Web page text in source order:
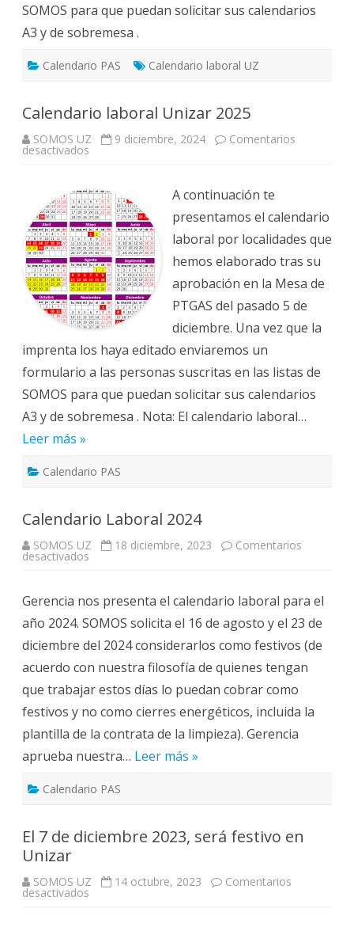
SOMOS para que puedan solicitar sus calendarios
A3 y de sobremesa .
Calendario PAS Calendario laboral UZ
Calendario laboral Unizar 2025
SOMOS UZ 9 diciembre, 2024 Comentarios
desactivados
2025
A continuación te
presentamos el calendario
laboral por localidades que
hemos elaborado tras su
aprobación en la Mesa de
PTGAS del pasado 5 de
diciembre. Una vez que la
imprenta los haya editado enviaremos un
formulario a las personas suscritas en las listas de
SOMOS para que puedan solicitar sus calendarios
A3 y de sobremesa . Nota: El calendario laboral…
Leer más »
Calendario PAS
Calendario Laboral 2024
SOMOS UZ 18 diciembre, 2023 Comentarios
desactivados
Gerencia nos presenta el calendario laboral para el
año 2024. SOMOS solicita el 16 de agosto y el 23 de
diciembre del 2024 considerarlos como festivos (de
acuerdo con nuestra filosofía de quienes tengan
que trabajar estos días lo puedan cobrar como
festivos y no como cierres energéticos, incluida la
plantilla de la contrata de la limpieza). Gerencia
aprueba nuestra… Leer más »
Calendario PAS
El 7 de diciembre 2023, será festivo en
Unizar
SOMOS UZ 14 octubre, 2023 Comentarios
desactivados